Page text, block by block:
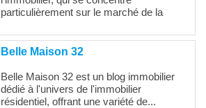
particulièrement sur le marché de la
Belle Maison 32
Belle Maison 32 est un blog immobilier
dédié à l'univers de l'immobilier
résidentiel, offrant une variété de...